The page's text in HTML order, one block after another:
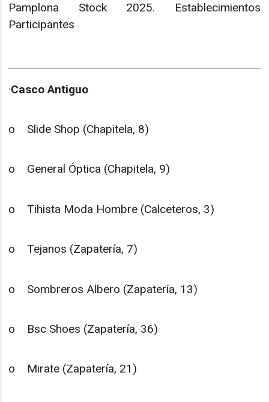
Pamplona Stock 2025. Establecimientos
Participantes
·Casco Antiguo
o Slide Shop (Chapitela, 8)
o General Óptica (Chapitela, 9)
o Tihista Moda Hombre (Calceteros, 3)
o Tejanos (Zapatería, 7)
o Sombreros Albero (Zapatería, 13)
o Bsc Shoes (Zapatería, 36)
o Mirate (Zapatería, 21)